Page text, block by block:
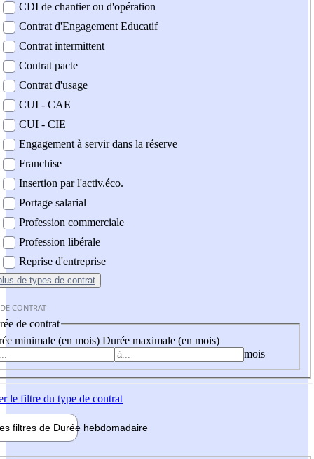
CDI de chantier ou d'opération
Contrat d'Engagement Educatif
Contrat intermittent
Contrat pacte
Contrat d'usage
CUI - CAE
CUI - CIE
Engagement à servir dans la réserve
Franchise
Insertion par l'activ.éco.
Portage salarial
Profession commerciale
Profession libérale
Reprise d'entreprise
de types de contrat
CONTRAT
de contrat
minimale (en mois) Durée maximale (en mois)
mois
le filtre du type de contrat
filtres de Durée hebdomadaire